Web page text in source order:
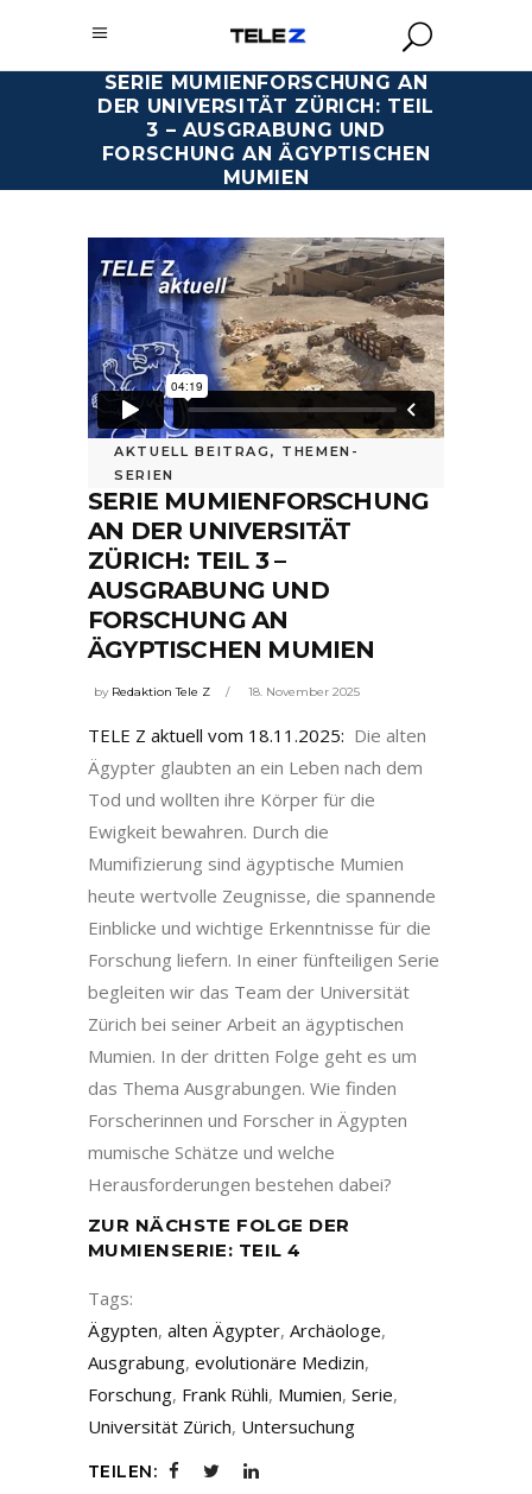
SERIE MUMIENFORSCHUNG AN
DER UNIVERSITÄT ZÜRICH: TEIL
3 – AUSGRABUNG UND
FORSCHUNG AN ÄGYPTISCHEN
MUMIEN
AKTUELL BEITRAG , THEMEN-
SERIEN
SERIE MUMIENFORSCHUNG
AN DER UNIVERSITÄT
ZÜRICH: TEIL 3 –
AUSGRABUNG UND
FORSCHUNG AN
ÄGYPTISCHEN MUMIEN
by Redaktion Tele Z 18. November 2025
TELE Z aktuell vom 18.11.2025: Die alten
Ägypter glaubten an ein Leben nach dem
Tod und wollten ihre Körper für die
Ewigkeit bewahren. Durch die
Mumifizierung sind ägyptische Mumien
heute wertvolle Zeugnisse, die spannende
Einblicke und wichtige Erkenntnisse für die
Forschung liefern. In einer fünfteiligen Serie
begleiten wir das Team der Universität
Zürich bei seiner Arbeit an ägyptischen
Mumien. In der dritten Folge geht es um
das Thema Ausgrabungen. Wie finden
Forscherinnen und Forscher in Ägypten
mumische Schätze und welche
Herausforderungen bestehen dabei?
ZUR NÄCHSTE FOLGE DER
MUMIENSERIE: TEIL 4
Tags:
Ägypten, alten Ägypter, Archäologe,
Ausgrabung, evolutionäre Medizin,
Forschung, Frank Rühli, Mumien, Serie,
Universität Zürich, Untersuchung
TEILEN: